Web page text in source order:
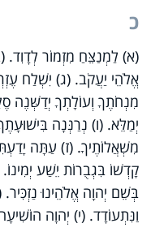
כ
(א) לַמְנַצֵּחַ מִזְמוֹר לְדָוִד.
אֱלֹהֵי יַעֲקֹב. (ג) יִשְׁלַח
מִנְחֹתֶךָ וְעוֹלָתְךָ יְדַשְּׁנֶה
יְמַלֵּא. (ו) נְרַנְּנָה
מִשְׁאֲלוֹתֶיךָ. (ז) עַתָּה
קָדְשׁוֹ בִּגְבֻרוֹת יֵשַׁע
בְּשֵׁם יְהוָה אֱלֹהֵינוּ
וַנִּתְעוֹדָד. (י) יְהוָה